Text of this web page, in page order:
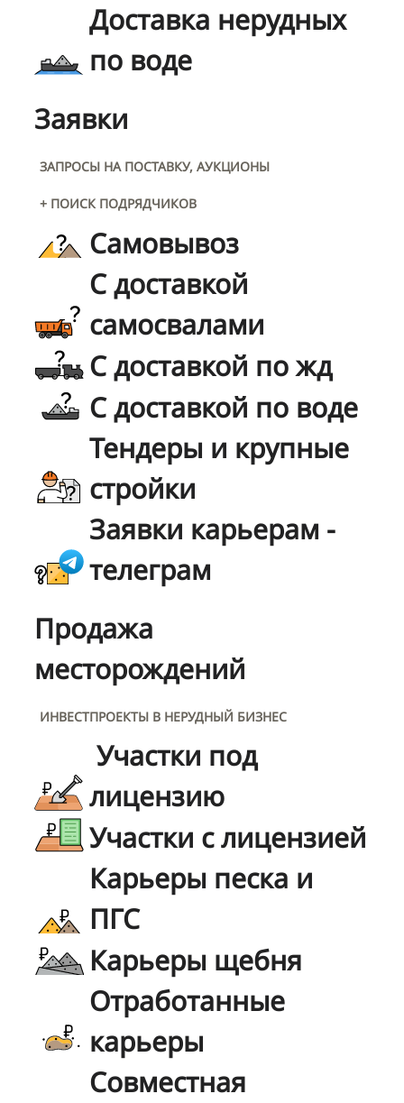
Доставка нерудных
по воде
Заявки
ЗАПРОСЫ НА ПОСТАВКУ, АУКЦИОНЫ
+ ПОИСК ПОДРЯДЧИКОВ
Самовывоз
С доставкой
самосвалами
С доставкой по жд
С доставкой по воде
Тендеры и крупные
стройки
Заявки карьерам -
телеграм
Продажа
месторождений
ИНВЕСТПРОЕКТЫ В НЕРУДНЫЙ БИЗНЕС
Участки под
лицензию
Участки с лицензией
Карьеры песка и
ПГС
Карьеры щебня
Отработанные
карьеры
Совместная